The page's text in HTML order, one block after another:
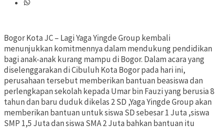
Bogor Kota JC – Lagi Yaga Yingde Group kembali
menunjukkan komitmennya dalam mendukung pendidikan
bagi anak-anak kurang mampu di Bogor. Dalam acara yang
diselenggarakan di Cibuluh Kota Bogor pada hari ini,
perusahaan tersebut memberikan bantuan beasiswa dan
perlengkapan sekolah kepada Umar bin Fauzi yang berusia 8
tahun dan baru duduk dikelas 2 SD ,Yaga Yingde Group akan
memberikan bantuan untuk siswa SD sebesar 1 Juta ,siswa
SMP 1,5 Juta dan siswa SMA 2 Juta bahkan bantuan itu